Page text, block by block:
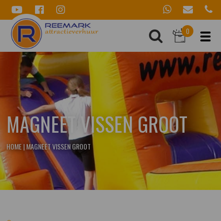
0
MAGNEET VISSEN GROOT
HOME|MAGNEET VISSEN GROOT